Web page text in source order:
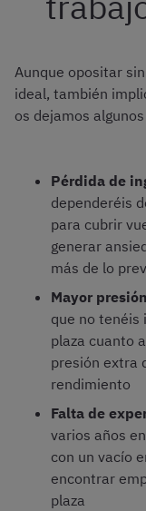
Aunque opositar
ideal, también
os dejamos
Pérdida de
dependeréis
para cubrir
generar
más de lo
Mayor
que no tenéis
plaza cuanto
presión extra
rendimiento
Falta de
varios años
con un vacío
encontrar
plaza